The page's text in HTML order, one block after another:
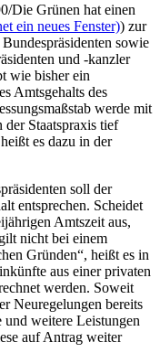
Die Grünen hat einen
ein neues Fenster)) zur
sowie
und -kanzler
wie bisher ein
Amtsgehalts des
werde mit
der Staatspraxis tief
es dazu in der
soll der
entsprechen. Scheidet
Amtszeit aus,
nicht bei einem
Gründen“, heißt es in
aus einer privaten
werden. Soweit
Neuregelungen bereits
und weitere Leistungen
auf Antrag weiter